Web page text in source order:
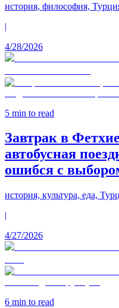
история, философия,
|
4/28/2026
5 min to read
Завтрак в
автобусная
ошибся с
история, культура, еда,
|
4/27/2026
6 min to read